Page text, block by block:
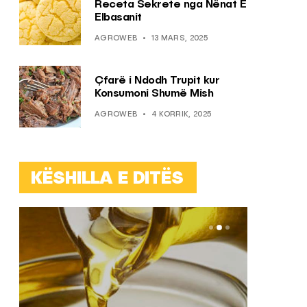
Receta Sekrete nga Nënat E
Elbasanit
AGROWEB 13 MARS, 2025
Çfarë i Ndodh Trupit kur
Konsumoni Shumë Mish
AGROWEB 4 KORRIK, 2025
KËSHILLA E DITËS